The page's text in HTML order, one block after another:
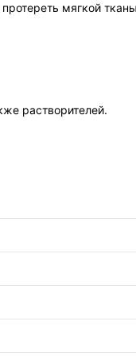
мягкой
растворителей.